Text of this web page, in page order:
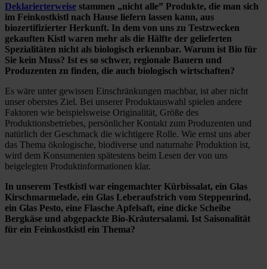
Deklarierterweise stammen „nicht alle” Produkte, die man sich
im Feinkostkistl nach Hause liefern lassen kann, aus
biozertifizierter Herkunft. In dem von uns zu Testzwecken
gekauften Kistl waren mehr als die Hälfte der gelieferten
Spezialitäten nicht als biologisch erkennbar. Warum ist Bio für
Sie kein Muss? Ist es so schwer, regionale Bauern und
Produzenten zu finden, die auch biologisch wirtschaften?
Es wäre unter gewissen Einschränkungen machbar, ist aber nicht
unser oberstes Ziel. Bei unserer Produktauswahl spielen andere
Faktoren wie beispielsweise Originalität, Größe des
Produktionsbetriebes, persönlicher Kontakt zum Produzenten und
natürlich der Geschmack die wichtigere Rolle. Wie ernst uns aber
das Thema ökologische, biodiverse und naturnahe Produktion ist,
wird dem Konsumenten spätestens beim Lesen der von uns
beigelegten Produktinformationen klar.
In unserem Testkistl war eingemachter Kürbissalat, ein Glas
Kirschmarmelade, ein Glas Leberaufstrich vom Steppenrind,
ein Glas Pesto, eine Flasche Apfelsaft, eine dicke Scheibe
Bergkäse und abgepackte Bio-Kräutersalami. Ist Saisonalität
für ein Feinkostkistl ein Thema?